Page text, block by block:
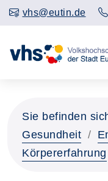
vhs@eutin.de
Sie befinden
Gesundheit
Körpererfahrung